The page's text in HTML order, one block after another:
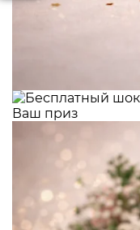
Ваш приз